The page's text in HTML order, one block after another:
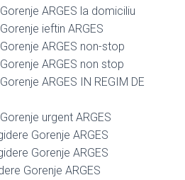
ARGES la domiciliu
ieftin ARGES
ARGES non-stop
ARGES non stop
ARGES IN REGIM DE
urgent ARGES
Gorenje ARGES
Gorenje ARGES
Gorenje ARGES